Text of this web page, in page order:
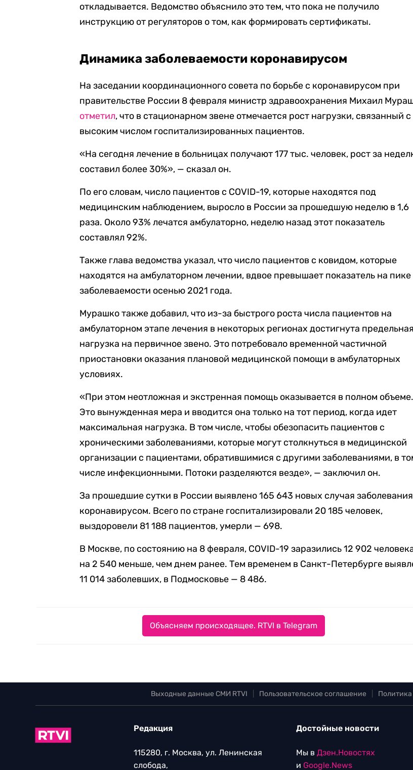
откладывается. Ведомство объяснило это тем, что пока не получило
инструкцию от регуляторов о том, как формировать сертификаты.
Динамика заболеваемости коронавирусом
На заседании координационного совета по борьбе с коронавирусом при
правительстве России 8 февраля министр здравоохранения Михаил
отметил, что в стационарном звене отмечается рост нагрузки, связанный с
высоким числом госпитализированных пациентов.
«На сегодня лечение в больницах получают 177 тыс. человек, рост за
составил более 30%», — сказал он.
По его словам, число пациентов с COVID-19, которые находятся под
медицинским наблюдением, выросло в России за прошедшую неделю в 1,6
раза. Около 93% лечатся амбулаторно, неделю назад этот показатель
составлял 92%.
Также глава ведомства указал, что число пациентов с ковидом, которые
находятся на амбулаторном лечении, вдвое превышает показатель на пике
заболеваемости осенью 2021 года.
Мурашко также добавил, что из-за быстрого роста числа пациентов на
амбулаторном этапе лечения в некоторых регионах достигнута предельная
нагрузка на первичное звено. Это потребовало временной частичной
приостановки оказания плановой медицинской помощи в амбулаторных
условиях.
«При этом неотложная и экстренная помощь оказывается в полном объеме.
Это вынужденная мера и вводится она только на тот период, когда идет
максимальная нагрузка. В том числе, чтобы обезопасить пациентов с
хроническими заболеваниями, которые могут столкнуться в медицинской
организации с пациентами, обратившимися с другими заболеваниями, в
числе инфекционными. Потоки разделяются везде», — заключил он.
За прошедшие сутки в России выявлено 165 643 новых случая заболевания
коронавирусом. Всего по стране госпитализировали 20 185 человек,
выздоровели 81 188 пациентов, умерли — 698.
В Москве, по состоянию на 8 февраля, COVID-19 заразились 12 902
на 2 540 меньше, чем днем ранее. Тем временем в Санкт-Петербурге
11 014 заболевших, в Подмосковье — 8 486.
Объясняем происходящее. RTVI в Telegram
Выходные данные СМИ RTVI Пользовательское соглашение
Редакция
115280, г. Москва, ул. Ленинская
слобода,
Достойные новости
Мы в Дзен.Новостях
и Google.News